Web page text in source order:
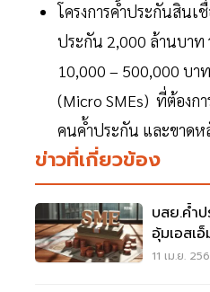
โครงการค้ำประกันสินเ
ประกัน 2,000 ล้านบาท
10,000 – 500,000 บา
(Micro SMEs) ที่ต้องก
คนค้ำประกัน และขาด
ข่าวที่เกี่ยวข้อง
บสย.ค้ำ
อุ้มเอสเ
11 เม.ย.